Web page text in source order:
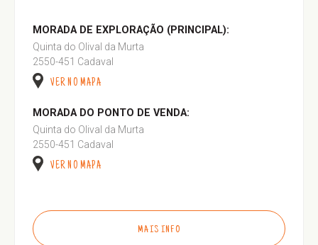
MORADA DE EXPLORAÇÃO (PRINCIPAL):
Quinta do Olival da Murta
2550-451 Cadaval
VER NO MAPA
MORADA DO PONTO DE VENDA:
Quinta do Olival da Murta
2550-451 Cadaval
VER NO MAPA
MAIS INFO